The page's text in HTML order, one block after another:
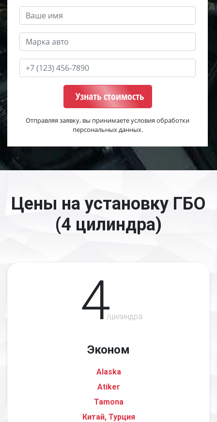
Узнать стоимость
Отправляя заявку, вы принимаете условия обработки
персональных данных.
Цены на установку ГБО
(4 цилиндра)
4/цилиндра
Эконом
Alaska
Atiker
Tamona
Китай, Турция